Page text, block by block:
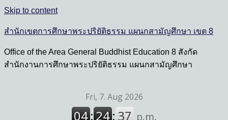
Skip to content
สำนักเขตการศึกษาพระปริยัติธรรม แผนกสามัญศึกษา เขต 8
Office of the Area General Buddhist Education 8 สังกัด
สำนักงานการศึกษาพระปริยัติธรรม แผนกสามัญศึกษา